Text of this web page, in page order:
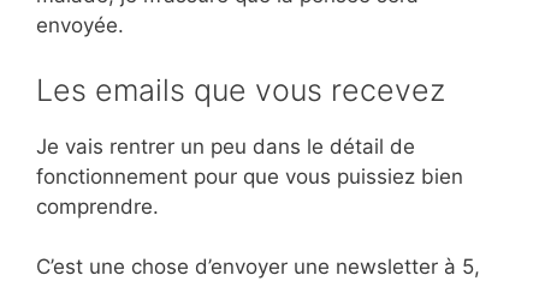
envoyée.
Les emails que vous recevez
Je vais rentrer un peu dans le détail de
fonctionnement pour que vous puissiez bien
comprendre.
C’est une chose d’envoyer une newsletter à 5,